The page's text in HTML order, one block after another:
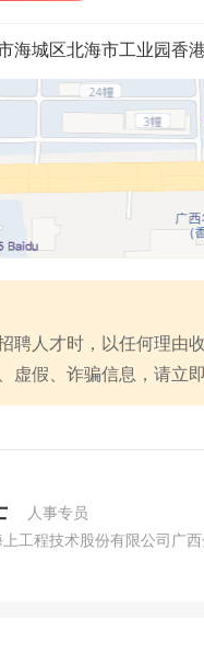
海城区北海市工业园香
人才时，以任何理由
假、诈骗信息，请立即
人事专员
工程技术股份有限公司广西